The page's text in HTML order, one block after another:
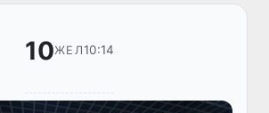
10ЖЕЛ10:14